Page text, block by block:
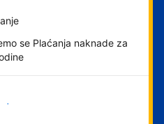
se Plaćanja naknade za